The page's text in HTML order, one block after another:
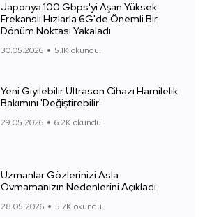
Japonya 100 Gbps'yi Aşan Yüksek
Frekanslı Hızlarla 6G'de Önemli Bir
Dönüm Noktası Yakaladı
30.05.2026 5.1K okundu.
Yeni Giyilebilir Ultrason Cihazı Hamilelik
Bakımını 'Değiştirebilir'
29.05.2026 6.2K okundu.
Uzmanlar Gözlerinizi Asla
Ovmamanızın Nedenlerini Açıkladı
28.05.2026 5.7K okundu.